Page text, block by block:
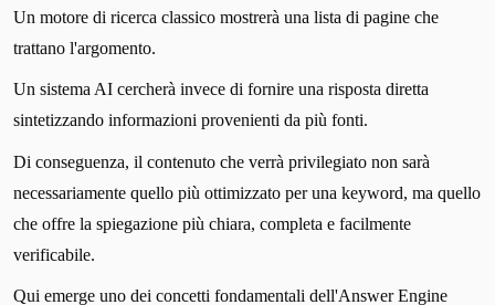
Un motore di ricerca classico mostrerà una lista di pagine che
trattano l'argomento.
Un sistema AI cercherà invece di fornire una risposta diretta
sintetizzando informazioni provenienti da più fonti.
Di conseguenza, il contenuto che verrà privilegiato non sarà
necessariamente quello più ottimizzato per una keyword, ma quello
che offre la spiegazione più chiara, completa e facilmente
verificabile.
Qui emerge uno dei concetti fondamentali dell'Answer Engine